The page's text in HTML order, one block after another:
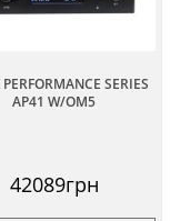
SERIES
AP41 W/OM5
42089грн